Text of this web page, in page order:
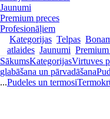
Jaunumi
Premium preces
Profesionāļiem
Kategorijas Telpas
atlaides Jaunumi
SākumsKategorijasVirtuves
glabāšana un pārvadāšana
...Pudeles un termosi